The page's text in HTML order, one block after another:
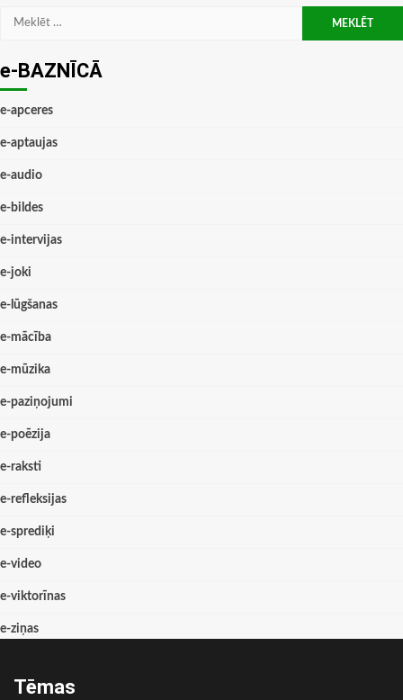
Meklēt:
e-BAZNĪCĀ
e-apceres
e-aptaujas
e-audio
e-bildes
e-intervijas
e-joki
e-lūgšanas
e-mācība
e-mūzika
e-paziņojumi
e-poēzija
e-raksti
e-refleksijas
e-sprediķi
e-video
e-viktorīnas
e-ziņas
Tēmas